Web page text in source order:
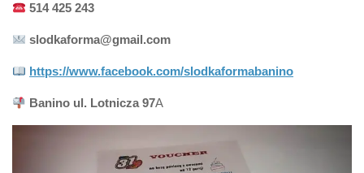
514 425 243
slodkaforma@gmail.com
https://www.facebook.com/slodkaformabanino
Banino ul. Lotnicza 97A